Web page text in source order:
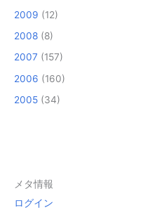
2009 (12)
2008 (8)
2007 (157)
2006 (160)
2005 (34)
メタ情報
ログイン